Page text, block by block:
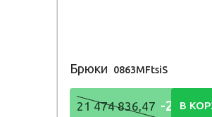
Брюки 0863MFtsiS
21 474 836,47 -21 474
В